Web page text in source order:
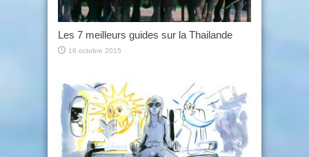
Les 7 meilleurs guides sur la Thailande
16 octobre 2015